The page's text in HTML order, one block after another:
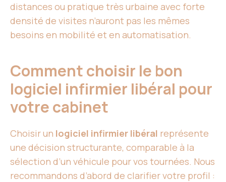
distances ou pratique très urbaine avec forte
densité de visites n’auront pas les mêmes
besoins en mobilité et en automatisation.
Comment choisir le bon
logiciel infirmier libéral pour
votre cabinet
Choisir un logiciel infirmier libéral représente
une décision structurante, comparable à la
sélection d’un véhicule pour vos tournées. Nous
recommandons d’abord de clarifier votre profil :